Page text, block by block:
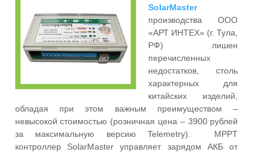
SolarMaster
производства ООО
«АРТ ИНТЕХ» (г. Тула,
РФ) лишен
перечисленных
недостатков, столь
характерных для
китайских изделий,
обладая при этом важным преимуществом –
невысокой стоимостью (розничная цена – 3900 рублей
за максимальную версию Telemetry). MPPT
контроллер SolarMaster управляет зарядом АКБ от